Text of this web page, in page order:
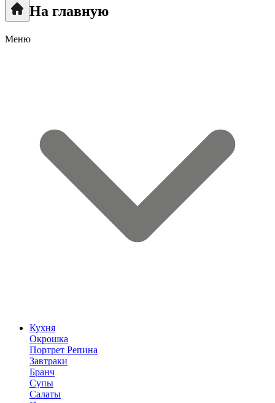
На главную
Меню
Кухня
Окрошка
Портрет Репина
Завтраки
Бранч
Супы
Салаты